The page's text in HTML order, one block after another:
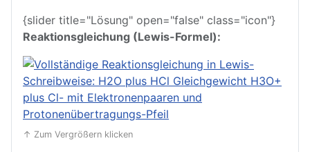
{slider title="Lösung" open="false" class="icon"}
Reaktionsgleichung (Lewis-Formel):
↑ Zum Vergrößern klicken